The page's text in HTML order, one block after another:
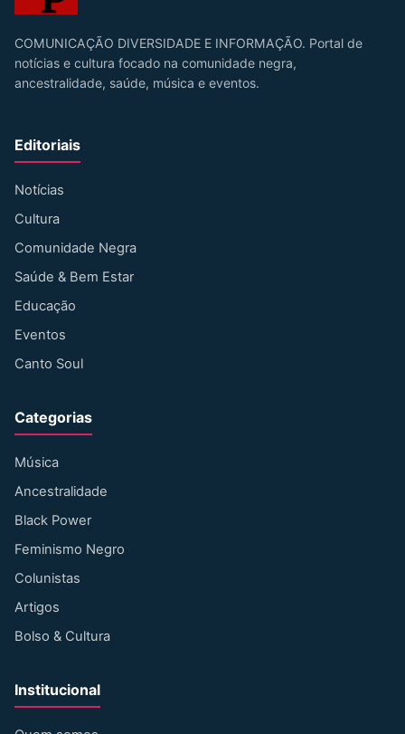
COMUNICAÇÃO DIVERSIDADE E INFORMAÇÃO. Portal de
notícias e cultura focado na comunidade negra,
ancestralidade, saúde, música e eventos.
Editoriais
Notícias
Cultura
Comunidade Negra
Saúde & Bem Estar
Educação
Eventos
Canto Soul
Categorias
Música
Ancestralidade
Black Power
Feminismo Negro
Colunistas
Artigos
Bolso & Cultura
Institucional